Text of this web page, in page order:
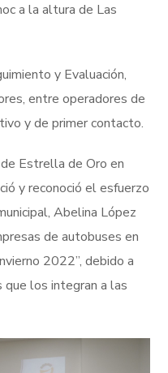
a la altura de Las
y Evaluación,
entre operadores de
y de primer contacto.
Estrella de Oro en
y reconoció el esfuerzo
Abelina López
de autobuses en
2022”, debido a
que los integran a las